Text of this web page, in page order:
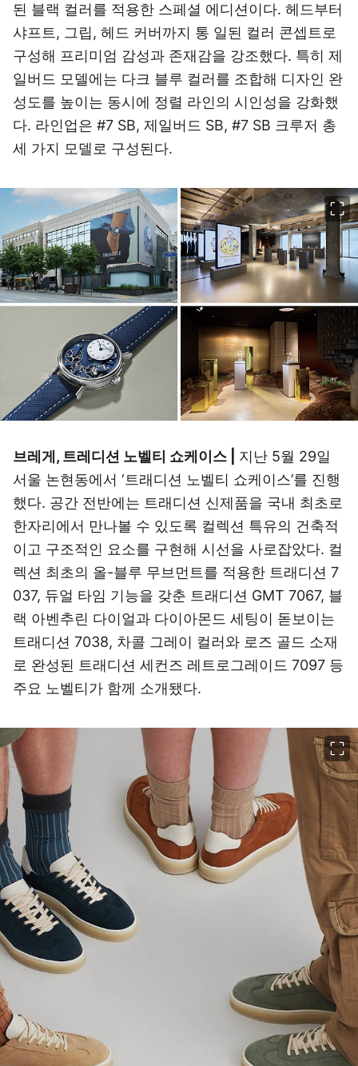
된 블랙 컬러를 적용한 스페셜 에디션이다. 헤드부터
샤프트, 그립, 헤드 커버까지 통 일된 컬러 콘셉트로
구성해 프리미엄 감성과 존재감을 강조했다. 특히 제
일버드 모델에는 다크 블루 컬러를 조합해 디자인 완
성도를 높이는 동시에 정렬 라인의 시인성을 강화했
다. 라인업은 #7 SB, 제일버드 SB, #7 SB 크루저 총
세 가지 모델로 구성된다.
브레게, 트레디션 노벨티 쇼케이스 | 지난 5월 29일
서울 논현동에서 ‘트래디션 노벨티 쇼케이스’를 진행
했다. 공간 전반에는 트래디션 신제품을 국내 최초로
한자리에서 만나볼 수 있도록 컬렉션 특유의 건축적
이고 구조적인 요소를 구현해 시선을 사로잡았다. 컬
렉션 최초의 올-블루 무브먼트를 적용한 트래디션 7
037, 듀얼 타임 기능을 갖춘 트래디션 GMT 7067, 블
랙 아벤추린 다이얼과 다이아몬드 세팅이 돋보이는
트래디션 7038, 차콜 그레이 컬러와 로즈 골드 소재
로 완성된 트래디션 세컨즈 레트로그레이드 7097 등
주요 노벨티가 함께 소개됐다.